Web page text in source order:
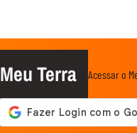
Meu Terra Acessar o